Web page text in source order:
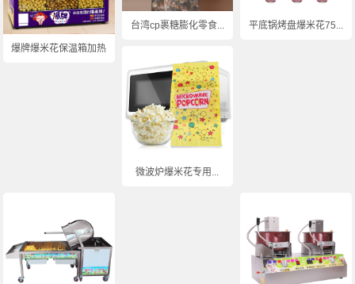
爆牌爆米花保温箱加热...
台湾cp裹糖膨化零食... 平底锅烤盘爆米花75...
微波炉爆米花专用...